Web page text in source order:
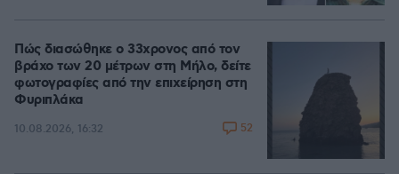
Πώς διασώθηκε ο 33χρονος από τον
βράχο των 20 μέτρων στη Μήλο, δείτε
φωτογραφίες από την επιχείρηση στη
Φυριπλάκα
10.08.2026, 16:32 52